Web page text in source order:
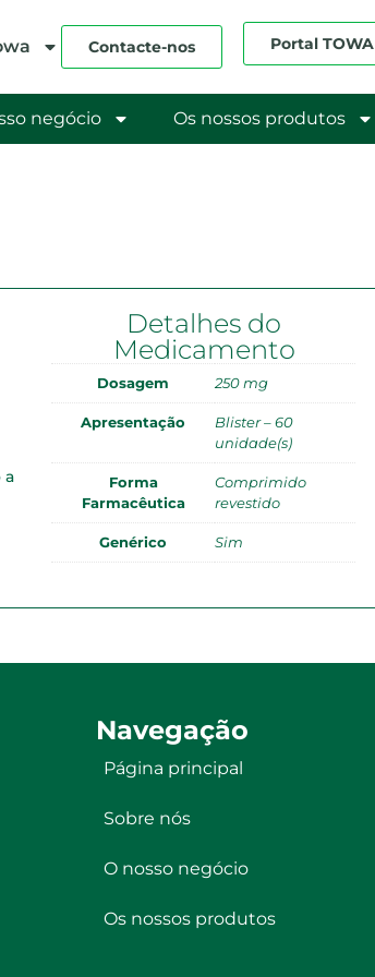
Contacte-nos Portal TOWA
negócio Os nossos produtos
a
Detalhes do
Medicamento
Dosagem 250 mg
Apresentação
Blister – 60
unidade(s)
Forma
Farmacêutica
Comprimido
revestido
Genérico Sim
Navegação
Página principal
Sobre nós
O nosso negócio
Os nossos produtos